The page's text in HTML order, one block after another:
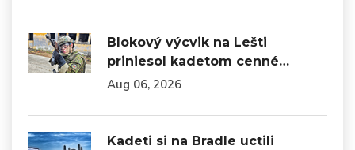
Blokový výcvik na Lešti
priniesol kadetom cenné…
Aug 06, 2026
Kadeti si na Bradle uctili